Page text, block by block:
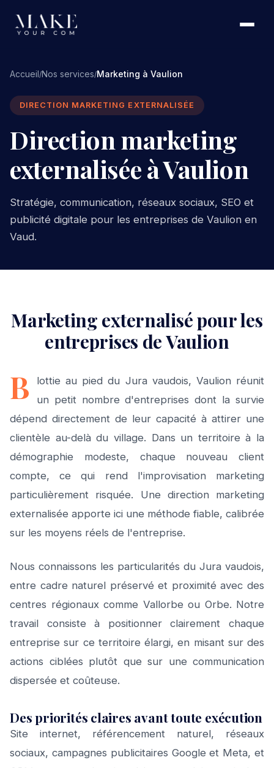
Accueil/Nos services/Marketing à Vaulion
DIRECTION MARKETING EXTERNALISÉE
Direction marketing
externalisée à Vaulion
Stratégie, communication, réseaux sociaux, SEO et
publicité digitale pour les entreprises de Vaulion en
Vaud.
Marketing externalisé pour les
entreprises de Vaulion
B
lottie au pied du Jura vaudois, Vaulion réunit
un petit nombre d'entreprises dont la survie
dépend directement de leur capacité à attirer une
clientèle au-delà du village. Dans un territoire à la
démographie modeste, chaque nouveau client
compte, ce qui rend l'improvisation marketing
particulièrement risquée. Une direction marketing
externalisée apporte ici une méthode fiable, calibrée
sur les moyens réels de l'entreprise.
Nous connaissons les particularités du Jura vaudois,
entre cadre naturel préservé et proximité avec des
centres régionaux comme Vallorbe ou Orbe. Notre
travail consiste à positionner clairement chaque
entreprise sur ce territoire élargi, en misant sur des
actions ciblées plutôt que sur une communication
dispersée et coûteuse.
Des priorités claires avant toute exécution
Site internet, référencement naturel, réseaux
sociaux, campagnes publicitaires Google et Meta, et